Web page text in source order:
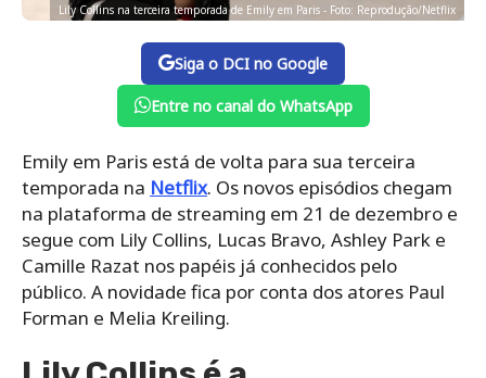
Lily Collins na terceira temporada de Emily em Paris - Foto: Reprodução/Netflix
Siga o DCI no Google
Entre no canal do WhatsApp
Emily em Paris está de volta para sua terceira
temporada na Netflix. Os novos episódios chegam
na plataforma de streaming em 21 de dezembro e
segue com Lily Collins, Lucas Bravo, Ashley Park e
Camille Razat nos papéis já conhecidos pelo
público. A novidade fica por conta dos atores Paul
Forman e Melia Kreiling.